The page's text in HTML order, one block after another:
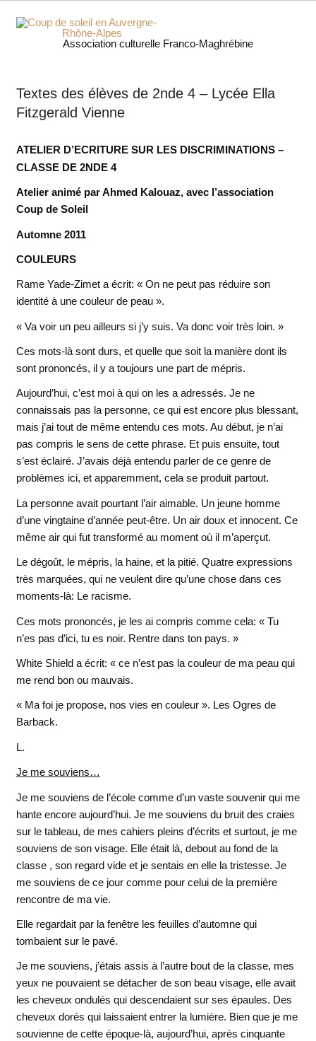
Skip
content
Coup
Association culturelle Franco-Maghrébine
Textes des élèves de 2nde 4 – Lycée Ella
Fitzgerald Vienne
ATELIER D’ECRITURE SUR LES DISCRIMINATIONS –
CLASSE DE 2NDE 4
Atelier animé par Ahmed Kalouaz, avec l’association
Coup de Soleil
Automne 2011
COULEURS
Rame Yade-Zimet a écrit: « On ne peut pas réduire son
identité à une couleur de peau ».
« Va voir un peu ailleurs si j’y suis. Va donc voir très loin. »
Ces mots-là sont durs, et quelle que soit la manière dont ils
sont prononcés, il y a toujours une part de mépris.
Aujourd’hui, c’est moi à qui on les a adressés. Je ne
connaissais pas la personne, ce qui est encore plus blessant,
mais j’ai tout de même entendu ces mots. Au début, je n’ai
pas compris le sens de cette phrase. Et puis ensuite, tout
s’est éclairé. J’avais déjà entendu parler de ce genre de
problèmes ici, et apparemment, cela se produit partout.
La personne avait pourtant l’air aimable. Un jeune homme
d’une vingtaine d’année peut-être. Un air doux et innocent. Ce
même air qui fut transformé au moment où il m’aperçut.
Le dégoût, le mépris, la haine, et la pitié. Quatre expressions
très marquées, qui ne veulent dire qu’une chose dans ces
moments-là: Le racisme.
Ces mots prononcés, je les ai compris comme cela: « Tu
n’es pas d’ici, tu es noir. Rentre dans ton pays. »
White Shield a écrit: « ce n’est pas la couleur de ma peau qui
me rend bon ou mauvais.
« Ma foi je propose, nos vies en couleur ». Les Ogres de
Barback.
L.
Je me souviens…
Je me souviens de l’école comme d’un vaste souvenir qui me
hante encore aujourd’hui. Je me souviens du bruit des craies
sur le tableau, de mes cahiers pleins d’écrits et surtout, je me
souviens de son visage. Elle était là, debout au fond de la
classe , son regard vide et je sentais en elle la tristesse. Je
me souviens de ce jour comme pour celui de la première
rencontre de ma vie.
Elle regardait par la fenêtre les feuilles d’automne qui
tombaient sur le pavé.
Je me souviens, j’étais assis à l’autre bout de la classe, mes
yeux ne pouvaient se détacher de son beau visage, elle avait
les cheveux ondulés qui descendaient sur ses épaules. Des
cheveux dorés qui laissaient entrer la lumière. Bien que je me
souvienne de cette époque-là, aujourd’hui, après cinquante